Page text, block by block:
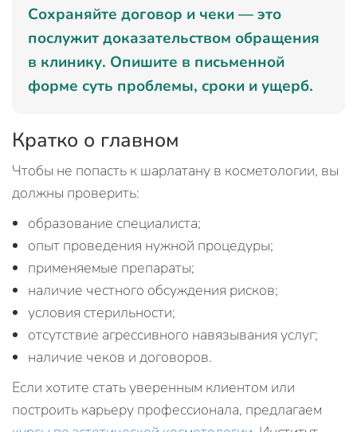
Сохраняйте договор и чеки — это
послужит доказательством обращения
в клинику. Опишите в письменной
форме суть проблемы, сроки и ущерб.
Кратко о главном
Чтобы не попасть к шарлатану в косметологии, вы
должны проверить:
образование специалиста;
опыт проведения нужной процедуры;
применяемые препараты;
наличие честного обсуждения рисков;
условия стерильности;
отсутствие агрессивного навязывания услуг;
наличие чеков и договоров.
Если хотите стать уверенным клиентом или
построить карьеру профессионала, предлагаем